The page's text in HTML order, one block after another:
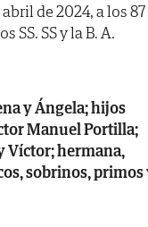
de 2024, a los 87
SS. SS y la B. A.
y Ángela; hijos
Manuel Portilla;
Víctor; hermana,
sobrinos, primos